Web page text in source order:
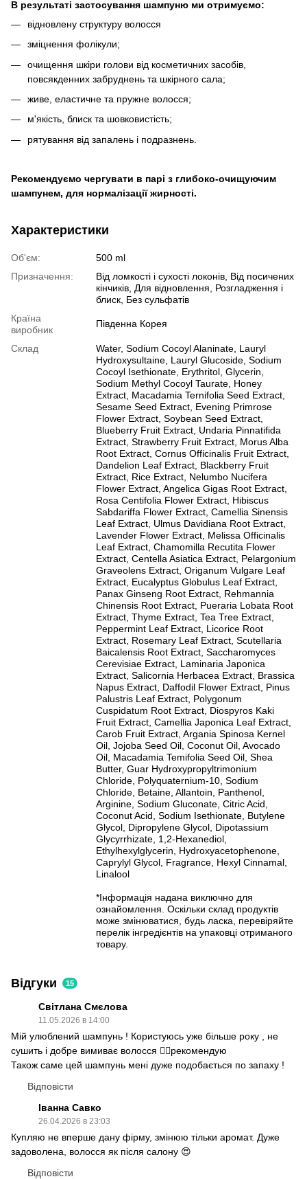
В результаті застосування шампуню ми отримуємо:
відновлену структуру волосся
зміцнення фолікули;
очищення шкіри голови від косметичних засобів,
повсякденних забруднень та шкірного сала;
живе, еластичне та пружне волосся;
м'якість, блиск та шовковистість;
рятування від запалень і подразнень.
Рекомендуємо чергувати в парі з глибоко-очищуючим
шампунем, для нормалізації жирності.
Характеристики
Об'єм:
500 ml
Призначення:
Від ломкості і сухості локонів, Від посичених
кінчиків, Для відновлення, Розгладження і
блиск, Без сульфатів
Країна
виробник
Південна Корея
Склад
Water, Sodium Cocoyl Alaninate, Lauryl
Hydroxysultaine, Lauryl Glucoside, Sodium
Cocoyl Isethionate, Erythritol, Glycerin,
Sodium Methyl Cocoyl Taurate, Honey
Extract, Macadamia Ternifolia Seed Extract,
Sesame Seed Extract, Evening Primrose
Flower Extract, Soybean Seed Extract,
Blueberry Fruit Extract, Undaria Pinnatifida
Extract, Strawberry Fruit Extract, Morus Alba
Root Extract, Cornus Officinalis Fruit Extract,
Dandelion Leaf Extract, Blackberry Fruit
Extract, Rice Extract, Nelumbo Nucifera
Flower Extract, Angelica Gigas Root Extract,
Rosa Centifolia Flower Extract, Hibiscus
Sabdariffa Flower Extract, Camellia Sinensis
Leaf Extract, Ulmus Davidiana Root Extract,
Lavender Flower Extract, Melissa Officinalis
Leaf Extract, Chamomilla Recutita Flower
Extract, Centella Asiatica Extract, Pelargonium
Graveolens Extract, Origanum Vulgare Leaf
Extract, Eucalyptus Globulus Leaf Extract,
Panax Ginseng Root Extract, Rehmannia
Chinensis Root Extract, Pueraria Lobata Root
Extract, Thyme Extract, Tea Tree Extract,
Peppermint Leaf Extract, Licorice Root
Extract, Rosemary Leaf Extract, Scutellaria
Baicalensis Root Extract, Saccharomyces
Cerevisiae Extract, Laminaria Japonica
Extract, Salicornia Herbacea Extract, Brassica
Napus Extract, Daffodil Flower Extract, Pinus
Palustris Leaf Extract, Polygonum
Cuspidatum Root Extract, Diospyros Kaki
Fruit Extract, Camellia Japonica Leaf Extract,
Carob Fruit Extract, Argania Spinosa Kernel
Oil, Jojoba Seed Oil, Coconut Oil, Avocado
Oil, Macadamia Temifolia Seed Oil, Shea
Butter, Guar Hydroxypropyltrimonium
Chloride, Polyquaternium-10, Sodium
Chloride, Betaine, Allantoin, Panthenol,
Arginine, Sodium Gluconate, Citric Acid,
Coconut Acid, Sodium Isethionate, Butylene
Glycol, Dipropylene Glycol, Dipotassium
Glycyrrhizate, 1,2-Hexanediol,
Ethylhexylglycerin, Hydroxyacetophenone,
Caprylyl Glycol, Fragrance, Hexyl Cinnamal,
Linalool
*Інформація надана виключно для
ознайомлення. Оскільки склад продуктів
може змінюватися, будь ласка, перевіряйте
перелік інгредієнтів на упаковці отриманого
товару.
Відгуки 15
Світлана Смєлова
11.05.2026 в 14:00
Мій улюблений шампунь ! Користуюсь уже більше року , не
сушить і добре вимиває волосся 👍🏻рекомендую
Також саме цей шампунь мені дуже подобається по запаху !
Відповісти
Іванна Савко
26.04.2026 в 23:03
Купляю не вперше дану фірму, змінюю тільки аромат. Дуже
задоволена, волосся як після салону 😍
Відповісти